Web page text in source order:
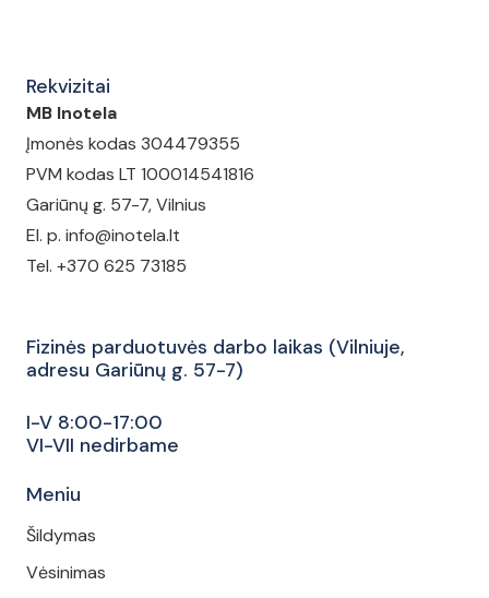
Rekvizitai
MB Inotela
Įmonės kodas 304479355
PVM kodas LT 100014541816
Gariūnų g. 57-7, Vilnius
El. p. info@inotela.lt
Tel. +370 625 73185
Fizinės parduotuvės darbo laikas (Vilniuje,
adresu Gariūnų g. 57-7)
I-V 8:00-17:00
VI-VII nedirbame
Meniu
Šildymas
Vėsinimas